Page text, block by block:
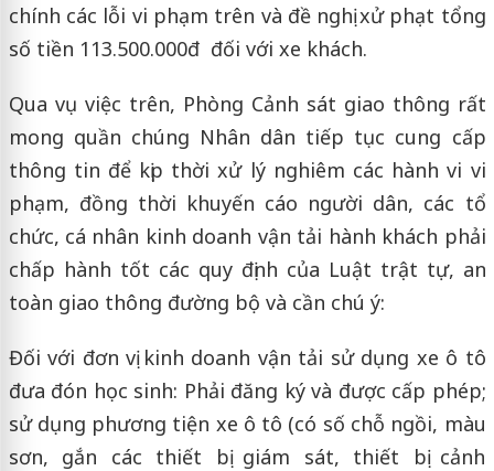
chính các lỗi vi phạm trên và đề nghị xử phạt tổng
số tiền 113.500.000đ đối với xe khách.
Qua vụ việc trên, Phòng Cảnh sát giao thông rất
mong quần chúng Nhân dân tiếp tục cung cấp
thông tin để kịp thời xử lý nghiêm các hành vi vi
phạm, đồng thời khuyến cáo người dân, các tổ
chức, cá nhân kinh doanh vận tải hành khách phải
chấp hành tốt các quy định của Luật trật tự, an
toàn giao thông đường bộ và cần chú ý:
Đối với đơn vị kinh doanh vận tải sử dụng xe ô tô
đưa đón học sinh: Phải đăng ký và được cấp phép;
sử dụng phương tiện xe ô tô (có số chỗ ngồi, màu
sơn, gắn các thiết bị giám sát, thiết bị cảnh